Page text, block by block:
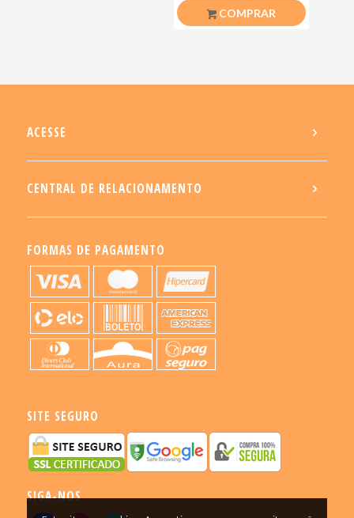
COMPRAR
ACESSE
CENTRAL DE RELACIONAMENTO
FORMAS DE PAGAMENTO
SITE SEGURO
SIGA-NOS